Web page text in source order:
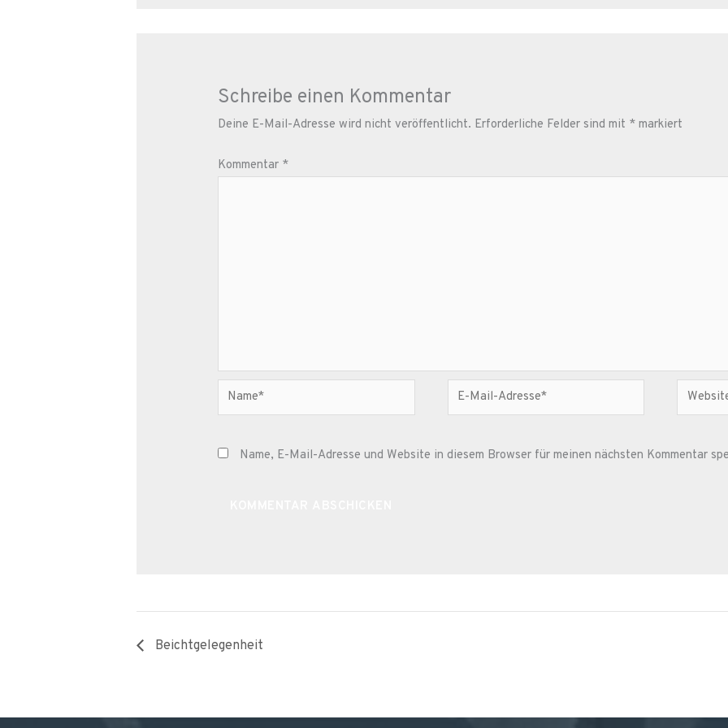
Schreibe einen Kommentar
Deine E-Mail-Adresse wird nicht veröffentlicht. Erforderliche Felder sind mit * markiert
Kommentar *
Name*
E-
Mail-
Website
Name, E-Mail-Adresse und Website in diesem Browser für meinen nächsten Kommentar
Beichtgelegenheit